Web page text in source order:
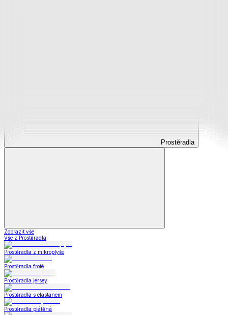
Prostěradla
Zobrazit vše
Vše z Prostěradla
Prostěradla z mikroplyše
Prostěradla froté
Prostěradla jersey
Prostěradla s elastanem
Prostěradla plátěná